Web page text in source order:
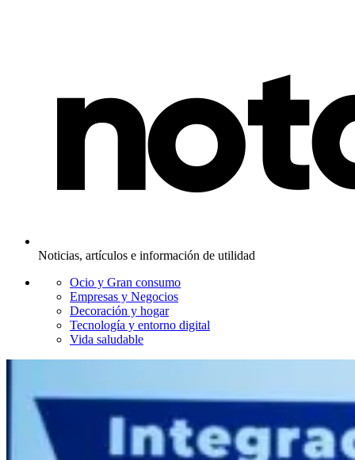
Noticias, artículos e información de utilidad
Ocio y Gran consumo
Empresas y Negocios
Decoración y hogar
Tecnología y entorno digital
Vida saludable